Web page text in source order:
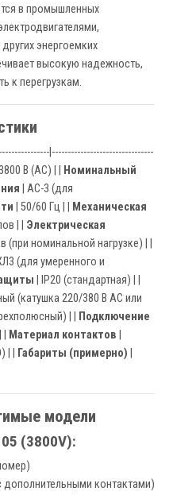
в промышленных
энергоемких
высокую надежность,
к перегрузкам.
|--------------------------------
3800 В (AC) | |
Номинальный
| AC-3 (для
| 50/60 Гц | |
Механическая
| | Электрическая
(при номинальной нагрузке) | |
(для умеренного и
| IP20 (стандартная) | |
(катушка 220/380 В AC или
| |
Подключение
Материал контактов
| |
Габариты (примерно)
модели
(3800V):
контактами)